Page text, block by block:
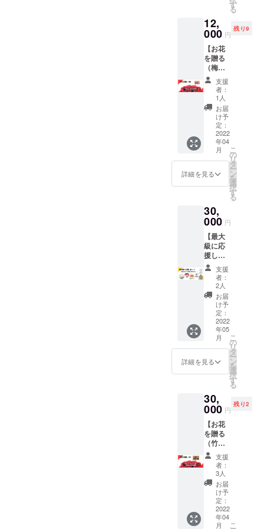
合や、
変更と
なる可
能性が
ある事
をご了
承くだ
さい。
※講座は
を利用
して
の、オ
ンライ
ンマン
ツーマ
ン講座
となり
ます。
※日程は
メール
にてお
打ち合
わせさ
す。 ※
より具
ルティ
ングが
できる
よう、
講座を
受ける
前にあ
なたの
インス
タの現
状を拝
見させ
て頂き
ます。
備考に
スタア
カウン
ご記載
くださ
い。 ※
講座実
施の希
望日
は、
2022年
9月まで
とさせ
て頂き
ます。
てご記
載くだ
さい。
記載が
ない場
合はこ
ちらで
決めさ
せて頂
きま
す。
thanks
ギャグ
動画は
メール
それ以
外は商
住所に
郵送さ
せて頂
きま
す。 ※
画像の
商品デ
ザイン
はサン
プルに
なりま
す。実
物と異
なる場
なる可
能性が
承くだ
さい。
※Tシャ
ツのカ
ラーと
サイズ
をご選
択頂け
ます。
非売品
カ
となり
ます！
（画像
３枚目
を参照
くださ
い。）
ロゴの
印字は
「白
字」
or「黒
字」に
なりま
合は備
考欄に
てご記
載くだ
さい。
記載が
ない場
合はこ
ちらで
決めさ
せて頂
きま
す。
thanks
ギャグ
メール
にて、
品はご
登録の
住所に
郵送さ
せて頂
きま
す。 ※
パー
カーの
サイズ
とカ
ラーを
ご選択
頂きま
だ名で
もOK）
thanks
ギャグ
動画は
メール
にてお
送りさ
せて頂
きま
す。 上
乗せ額
が増す
毎に、
とちの
君の
ギャグ
ます。
笑 ※お
記は、
２年間
以上の
掲載を
お約束
いたし
ます。
※掲載希
望のお
名前・
もしく
は表記
を備考
にてご
す
る
12,
000 円
残り9
【お花
を贈る
（梅）
】 開店
祝いの
為の花
を購入
頂きま
す。 お
花には
お名前
カード
が付き
ますの
で、支
前等を
入れる
事がで
きま
す。 こ
ちらは
支援者
の元に
届くも
のでは
なく、
お花は
こちら
で購入
させて
頂き
オープ
から1ヶ
度店内
にて開
として
飾らさ
せて頂
きま
す。 ※
お名前
(あだ名
や企業
名でも
OK)を
入れる
支援
者：
1人
お届
け予
定：
2022
年04
月
詳細を見る
こ
の
リ
タ
ー
ン
を
選
択
す
る
30,
000 円
【最大
級に応
援した
い！
（お好
きなリ
ターン
品4つを
お選び
頂けま
す！）
お名前
掲載
（中）
、お花
、オリ
ジナル
グッズ
（Tシャ
ツ・
パー
カー・
マグ
カッ
プ）、
コー
ヒーチ
ケット
(11杯
支援
者：
2人
お届
け予
定：
2022
年05
月
詳細を見る
こ
の
リ
タ
ー
ン
を
選
択
す
る
30,
000 円
残り2
【お花
を贈る
（竹）
】 開店
祝いの
為の花
を購入
頂きま
す。 お
花には
立札が
支援
者：
3人
お届
け予
定：
2022
年04
月
こ